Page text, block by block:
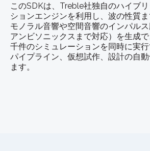
このSDKは、Treble社独自のハイブ
ションエンジンを利用し、波の性質
モノラル音響や空間音響のインパル
アンビソニックスまで対応）を生成
千件のシミュレーションを同時に実
パイプライン、仮想試作、設計の自
ます。